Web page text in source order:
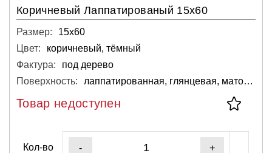
Коричневый Лаппатированый 15х60
Размер:
15х60
Цвет:
коричневый, тёмный
Фактура:
под дерево
Поверхность:
лаппатированная, глянцевая, матовая
Товар недоступен
Кол-во - +